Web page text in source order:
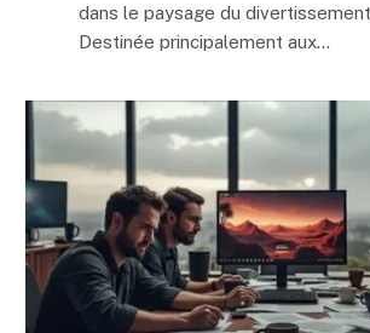
dans le paysage du
Destinée principalement aux…